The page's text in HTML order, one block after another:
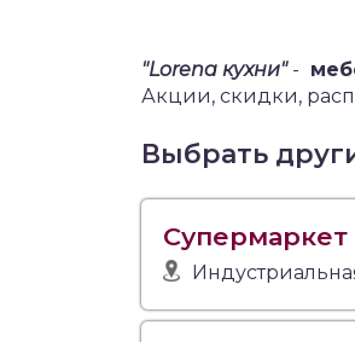
"Lorena кухни"-
Акции, скидки,
Выбрать